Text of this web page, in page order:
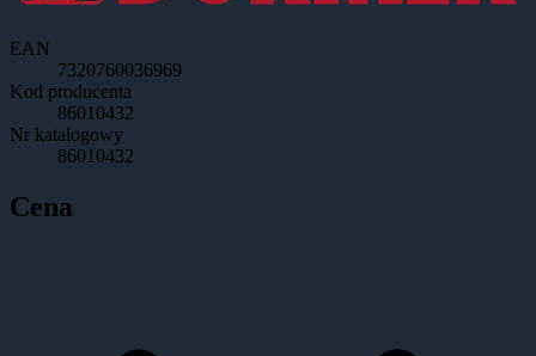
EAN
7320760036969
Kod producenta
86010432
Nr katalogowy
86010432
Cena